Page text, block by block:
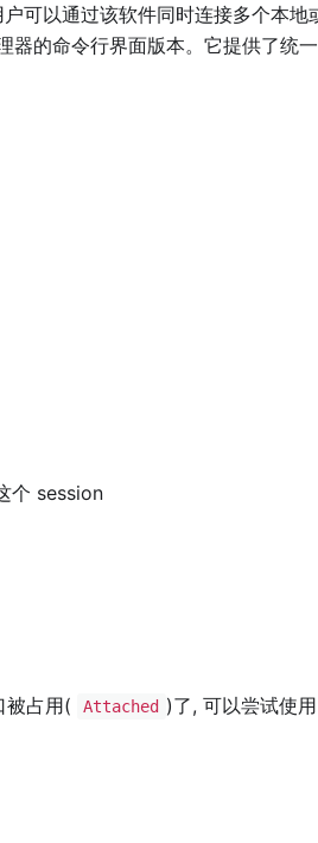
可以通过该软件同时连接多个本地
器的命令行界面版本。它提供了统
个 session
被占用( Attached )了, 可以尝试使用